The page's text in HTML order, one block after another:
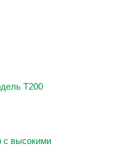
Т200
с высокими